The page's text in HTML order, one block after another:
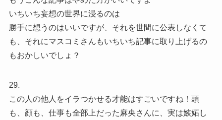
いちいち妄想の世界に浸るのは
勝手に想うのはいいですが、それを世間に公表しなくて
も、それにマスコミさんもいちいち記事に取り上げるの
もおかしいでしょ？
29.
この人の他人をイラつかせる才能はすごいですね！頭
も、顔も、仕事も全部上だった麻央さんに、実は嫉妬し